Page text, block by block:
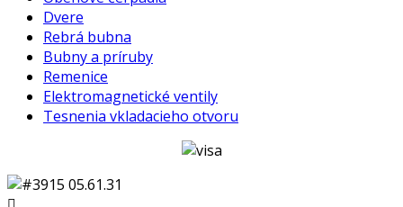
Dvere
Rebrá bubna
Bubny a príruby
Remenice
Elektromagnetické ventily
Tesnenia vkladacieho otvoru